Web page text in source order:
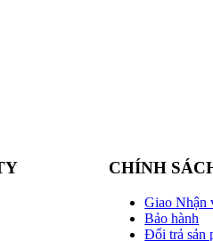
CHÍNH
Giao Nhận
Bảo hành
Đổi trả sản